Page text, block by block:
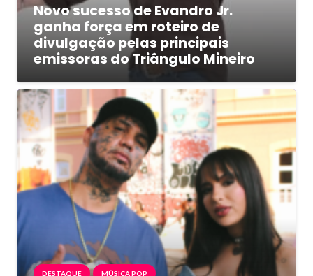
Novo sucesso de Evandro Jr.
ganha força em roteiro de
divulgação pelas principais
emissoras do Triângulo Mineiro
DESTAQUE MÚSICA POP